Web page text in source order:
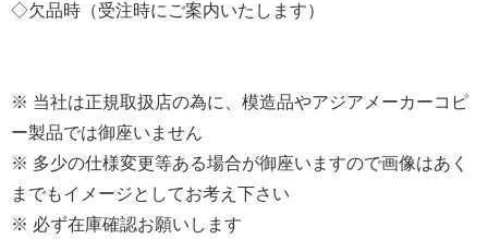
◇欠品時（受注時にご案内いたします）
※ 当社は正規取扱店の為に、模造品やアジアメーカーコピ
ー製品では御座いません
※ 多少の仕様変更等ある場合が御座いますので画像はあく
までもイメージとしてお考え下さい
※ 必ず在庫確認お願いします